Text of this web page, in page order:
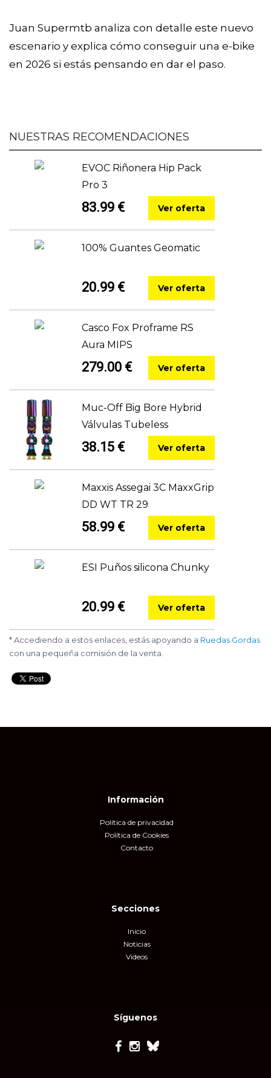
Juan Supermtb analiza con detalle este nuevo
escenario y explica cómo conseguir una e-bike
en 2026 si estás pensando en dar el paso.
NUESTRAS RECOMENDACIONES
EVOC Riñonera Hip Pack
Pro 3
83.99 € Ver oferta
100% Guantes Geomatic
20.99 € Ver oferta
Casco Fox Proframe RS
Aura MIPS
279.00 € Ver oferta
Muc-Off Big Bore Hybrid
Válvulas Tubeless
38.15 € Ver oferta
Maxxis Assegai 3C MaxxGrip
DD WT TR 29
58.99 € Ver oferta
ESI Puños silicona Chunky
20.99 € Ver oferta
* Accediendo a estos enlaces, estás apoyando a Ruedas Gordas
con una pequeña comisión de la venta.
Información
Política de privacidad
Política de Cookies
Contacto
Síguenos
Secciones
Inicio
Noticias
Videos